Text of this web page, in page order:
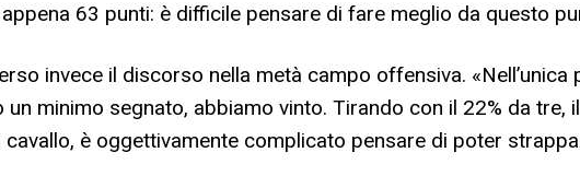
63 punti: è difficile pensare di fare meglio da questo
invece il discorso nella metà campo offensiva. «Nell’unica
un minimo segnato, abbiamo vinto. Tirando con il 22% da tre,
cavallo, è oggettivamente complicato pensare di poter